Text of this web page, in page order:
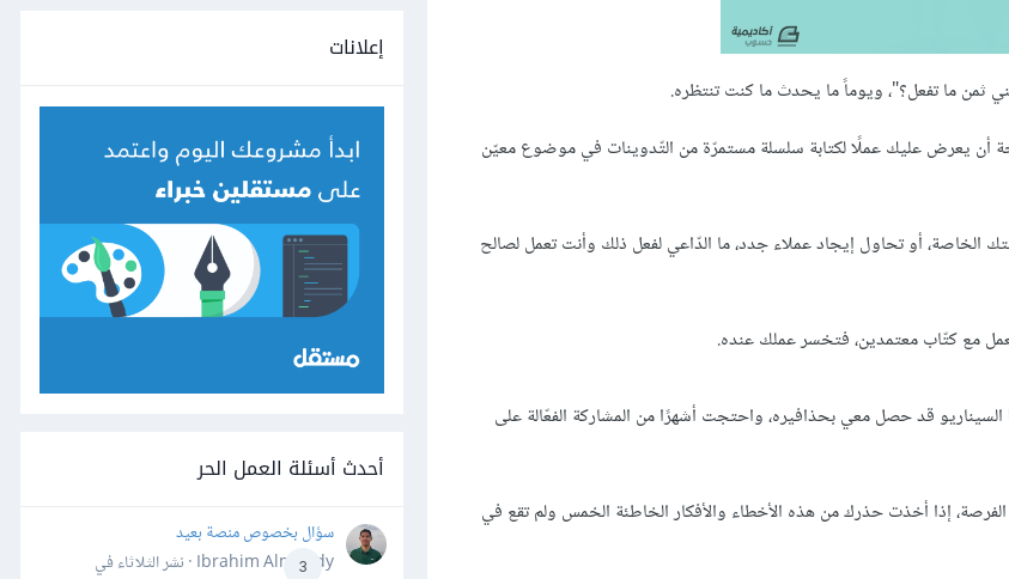
ثمن ما تفعل؟"، ويوماً ما يحدث ما كنت تنتظره.
أن يعرض عليك عملًا لكتابة سلسلة مستمرّة من التّدوينات في موضوع معيّن
الخاصة، أو تحاول إيجاد عملاء جدد، ما الدّاعي لفعل ذلك وأنت تعمل لصالح
مع كتّاب معتمدين، فتخسر عملك عنده.
قد حصل معي بحذافيره، واحتجت أشهرًا من المشاركة الفعّالة على
إذا أخذت حذرك من هذه الأخطاء والأفكار الخاطئة الخمس ولم تقع في
إعلانات
أحدث أسئلة العمل الحر
3
سؤال بخصوص منصة بعيد
Ibrahim Almahdy · نشر
الثلاثاء في